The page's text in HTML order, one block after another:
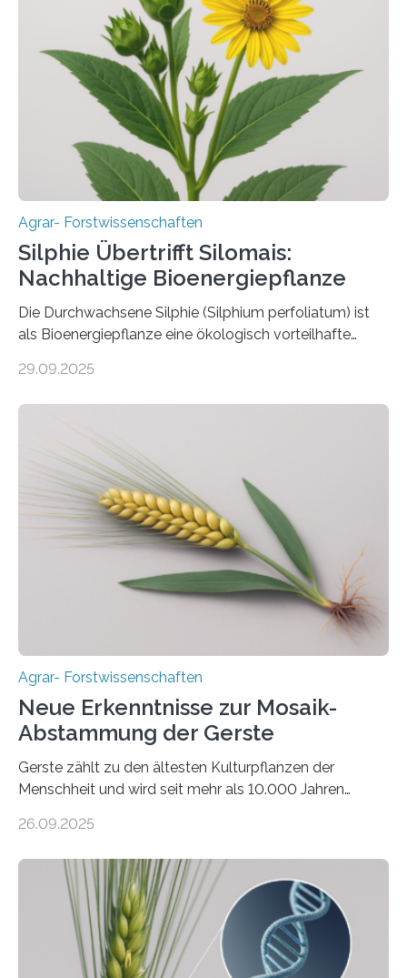
daher entscheidend, Schadinsekten effektiv zu
bekämpfen, während gleichzeitig nützliche Insekten
erhalten bleiben. An der Justus-Liebig-Universität
Gießen (JLU) erforscht die Arbeitsgruppe von Prof. Dr.
Marc F. Schetelig am Institut für
Insektenbiotechnologie neue biologische und
biotechnologische Verfahren zur…
Agrar- Forstwissenschaften
Silphie Übertrifft Silomais:
Nachhaltige Bioenergiepflanze
Die Durchwachsene Silphie (Silphium perfoliatum) ist
als Bioenergiepflanze eine ökologisch vorteilhafte
mehrjährigen Vergleichsstudie von Forschenden der
nach nachhaltigen Alternativen zur Energiegewinnung
aus landwirtschaftlichen Kulturen ist ein zentrales
Anliegen im Zuge der europäischen Klimaziele, bis
2050 klimaneutral zu werden. In Deutschland dominiert
bislang der Mais als Energiepflanze, doch sein Anbau
bringt ökologische Herausforderungen mit sich:
Bodenerosion, Nährstoffauswaschung und…
29.09.2025
Agrar- Forstwissenschaften
Neue Erkenntnisse zur Mosaik-
Abstammung der Gerste
Gerste zählt zu den ältesten Kulturpflanzen der
Menschheit und wird seit mehr als 10.000 Jahren
einzigen Ort domestiziert wurde. Eine neue Studie eines
Instituts für Pflanzengenetik und
Kulturpflanzenforschung (IPK) zeigt, dass die heutige
Gerste aus verschiedenen Wildpopulationen im
sogenannten Fruchtbaren Halbmond hervorgegangen
ist. Sie besitzt also eine Art „Mosaik-Abstammung“. Die
26.09.2025